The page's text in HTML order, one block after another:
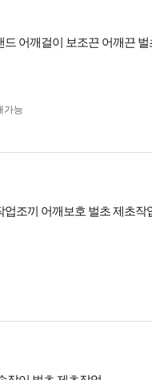
드 어깨걸이 보조끈 어깨끈 벌
가능
업조끼 어깨보호 벌초 제초작